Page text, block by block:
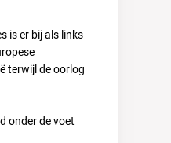
is er bij als links
terwijl de oorlog
onder de voet